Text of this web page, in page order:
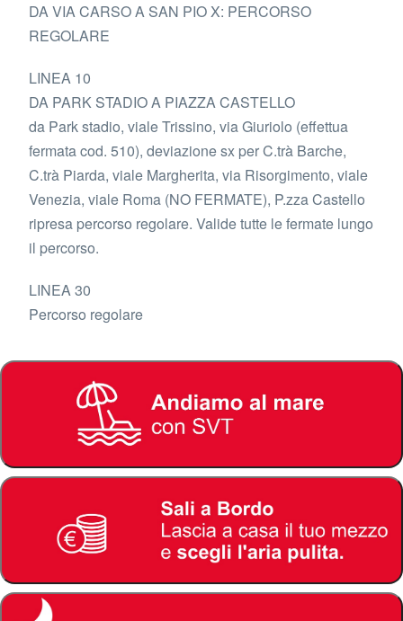
DA VIA CARSO A SAN PIO X: PERCORSO
REGOLARE
LINEA 10
DA PARK STADIO A PIAZZA CASTELLO
da Park stadio, viale Trissino, via Giuriolo (effettua
fermata cod. 510), deviazione sx per C.trà Barche,
C.trà Piarda, viale Margherita, via Risorgimento, viale
Venezia, viale Roma (NO FERMATE), P.zza Castello
ripresa percorso regolare. Valide tutte le fermate lungo
il percorso.
LINEA 30
Percorso regolare